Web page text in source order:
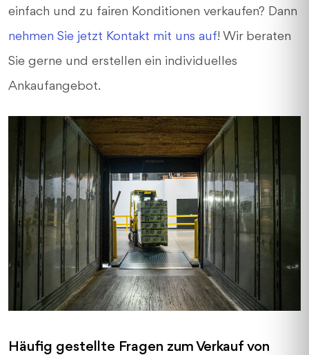
einfach und zu fairen Konditionen verkaufen? Dann
nehmen Sie jetzt Kontakt mit uns auf! Wir beraten
Sie gerne und erstellen ein individuelles
Ankaufangebot.
Häufig gestellte Fragen zum Verkauf von